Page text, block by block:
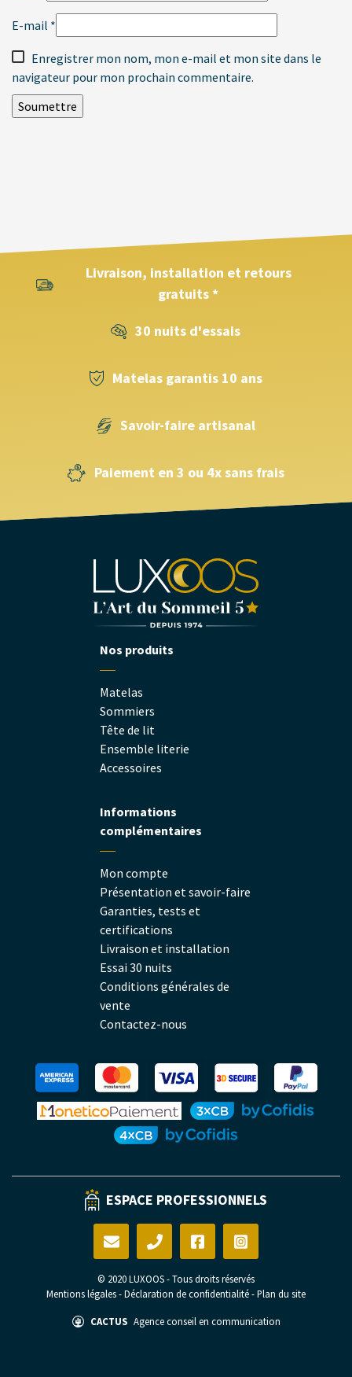
E-mail *
Enregistrer mon nom, mon e-mail et mon site dans le
navigateur pour mon prochain commentaire.
Livraison, installation et retours
gratuits *
30 nuits d'essais
Matelas garantis 10 ans
Savoir-faire artisanal
Paiement en 3 ou 4x sans frais
Nos produits
Matelas
Sommiers
Tête de lit
Ensemble literie
Accessoires
Informations
complémentaires
Mon compte
Présentation et savoir-faire
Garanties, tests et
certifications
Livraison et installation
Essai 30 nuits
Conditions générales de
vente
Contactez-nous
ESPACE PROFESSIONNELS
© 2020 LUXOOS - Tous droits réservés
Mentions légales-Déclaration de confidentialité-Plan du site
CACTUS Agence conseil en communication